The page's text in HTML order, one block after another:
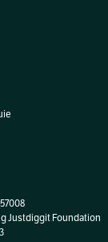
Justdiggit Foundation